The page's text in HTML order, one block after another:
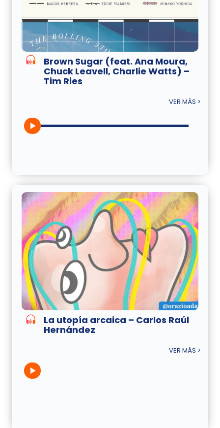
Brown Sugar (feat. Ana Moura,
Chuck Leavell, Charlie Watts) –
Tim Ries
VER MÁS >
La utopía arcaica – Carlos Raúl
Hernández
VER MÁS >